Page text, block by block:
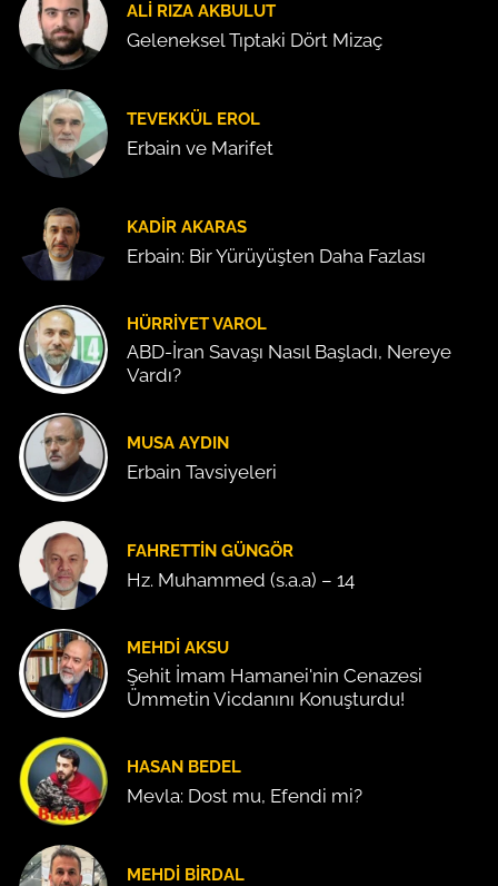
ALI RIZA AKBULUT
Geleneksel Tıptaki Dört Mizaç
TEVEKKÜL EROL
Erbain ve Marifet
KADIR AKARAS
Erbain: Bir Yürüyüşten Daha Fazlası
HÜRRIYET VAROL
ABD-İran Savaşı Nasıl Başladı, Nereye
Vardı?
MUSA AYDIN
Erbain Tavsiyeleri
FAHRETTIN GÜNGÖR
Hz. Muhammed (s.a.a) – 14
MEHDI AKSU
Şehit İmam Hamanei'nin Cenazesi
Ümmetin Vicdanını Konuşturdu!
HASAN BEDEL
Mevla: Dost mu, Efendi mi?
MEHDI BIRDAL